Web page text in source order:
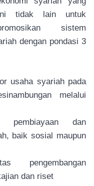
tidak lain untuk
sistem
dengan pondasi 3
usaha syariah pada
melalui
pembiayaan dan
baik sosial maupun
pengembangan
dan riset